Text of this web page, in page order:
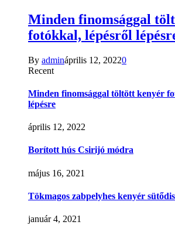
Minden finomsággal
fotókkal, lépésről
By admináprilis 12, 20220
Recent
Minden finomsággal töltött kenyér
lépésre
április 12, 2022
Borított hús Csirijó módra
május 16, 2021
Tökmagos zabpelyhes kenyér
január 4, 2021